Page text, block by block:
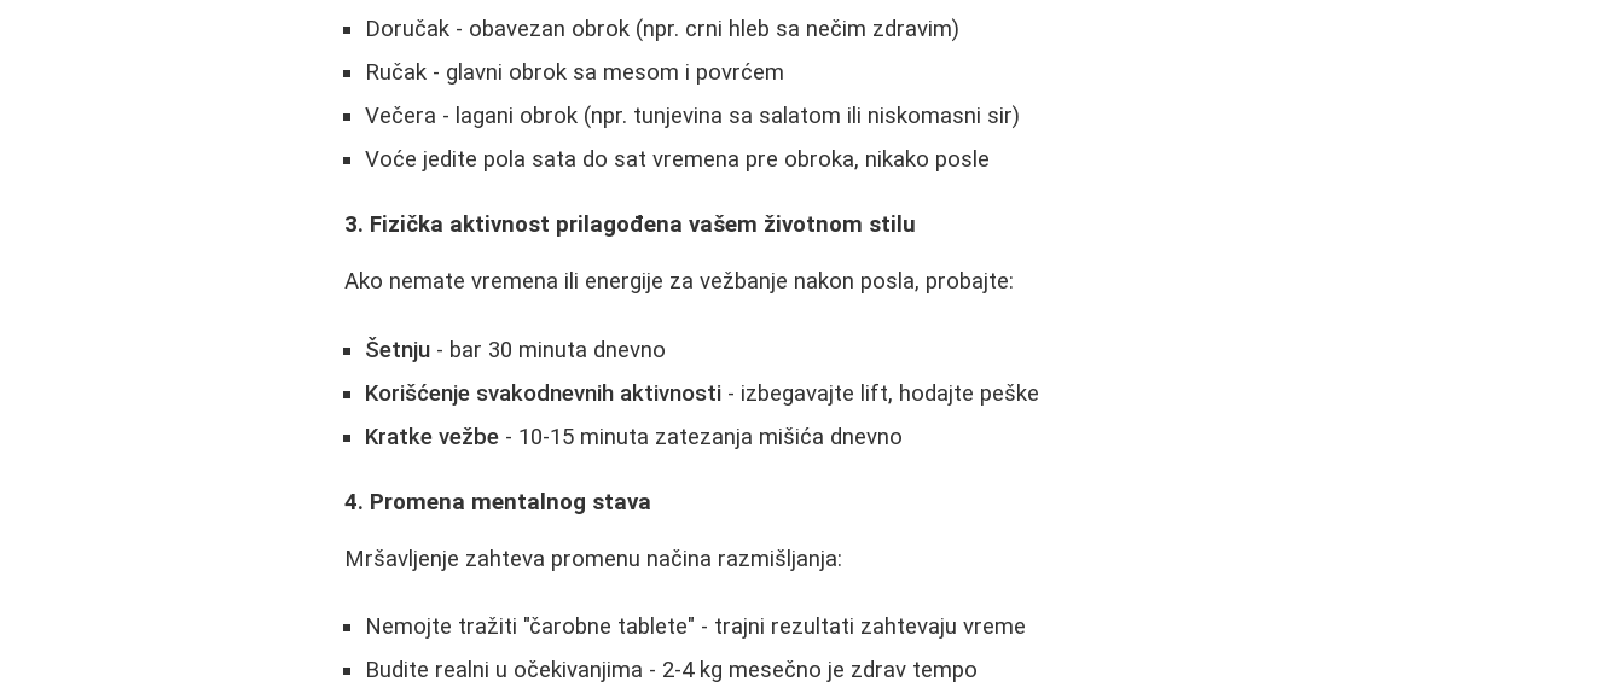
Doručak - obavezan obrok (npr. crni hleb sa nečim zdravim)
Ručak - glavni obrok sa mesom i povrćem
Večera - lagani obrok (npr. tunjevina sa salatom ili niskomasni sir)
Voće jedite pola sata do sat vremena pre obroka, nikako posle
3. Fizička aktivnost prilagođena vašem životnom stilu
Ako nemate vremena ili energije za vežbanje nakon posla, probajte:
Šetnju - bar 30 minuta dnevno
Korišćenje svakodnevnih aktivnosti - izbegavajte lift, hodajte peške
Kratke vežbe - 10-15 minuta zatezanja mišića dnevno
4. Promena mentalnog stava
Mršavljenje zahteva promenu načina razmišljanja:
Nemojte tražiti "čarobne tablete" - trajni rezultati zahtevaju vreme
Budite realni u očekivanjima - 2-4 kg mesečno je zdrav tempo